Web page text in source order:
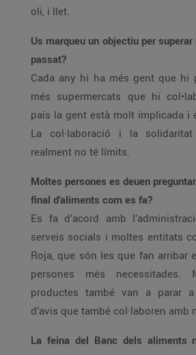
oli, i llet.
Us marqueu un objectiu per
passat?
Cada any hi ha més gent que hi
més supermercats que hi
país la gent està molt implicada i
La col·laboració i la
realment no té límits.
Moltes persones es deuen
final d’aliments com es fa?
Es fa d’acord amb
serveis socials i moltes entitats
Roja, que són les que fan arribar
persones més necessitades.
productes també van a parar
d’avis que també col·laboren amb
La feina del Banc dels aliments